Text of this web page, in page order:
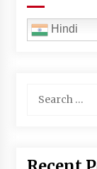
Hindi
for: